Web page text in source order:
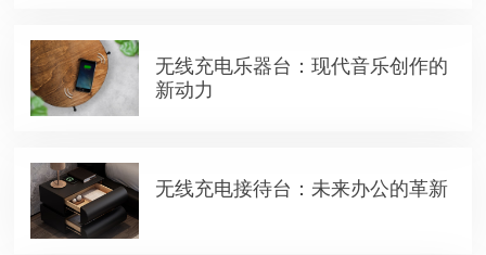
无线充电乐器台：现代音乐创作的
新动力
无线充电接待台：未来办公的革新